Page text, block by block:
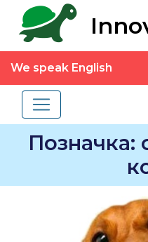
We speak English
Позначка: